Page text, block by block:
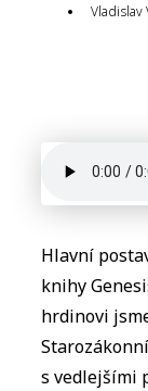
Vladislav
Hlavní
knihy
hrdinovi
s vedlejšími